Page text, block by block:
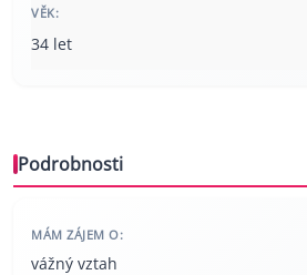
VĚK:
34 let
Podrobnosti
MÁM ZÁJEM O:
vážný vztah